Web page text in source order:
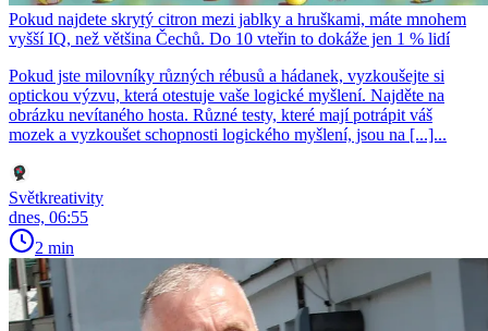
Pokud najdete skrytý citron mezi jablky a hruškami, máte mnohem
vyšší IQ, než většina Čechů. Do 10 vteřin to dokáže jen 1 % lidí
Pokud jste milovníky různých rébusů a hádanek, vyzkoušejte si
optickou výzvu, která otestuje vaše logické myšlení. Najděte na
obrázku nevítaného hosta. Různé testy, které mají potrápit váš
mozek a vyzkoušet schopnosti logického myšlení, jsou na [...]...
Světkreativity
dnes, 06:55
2 min